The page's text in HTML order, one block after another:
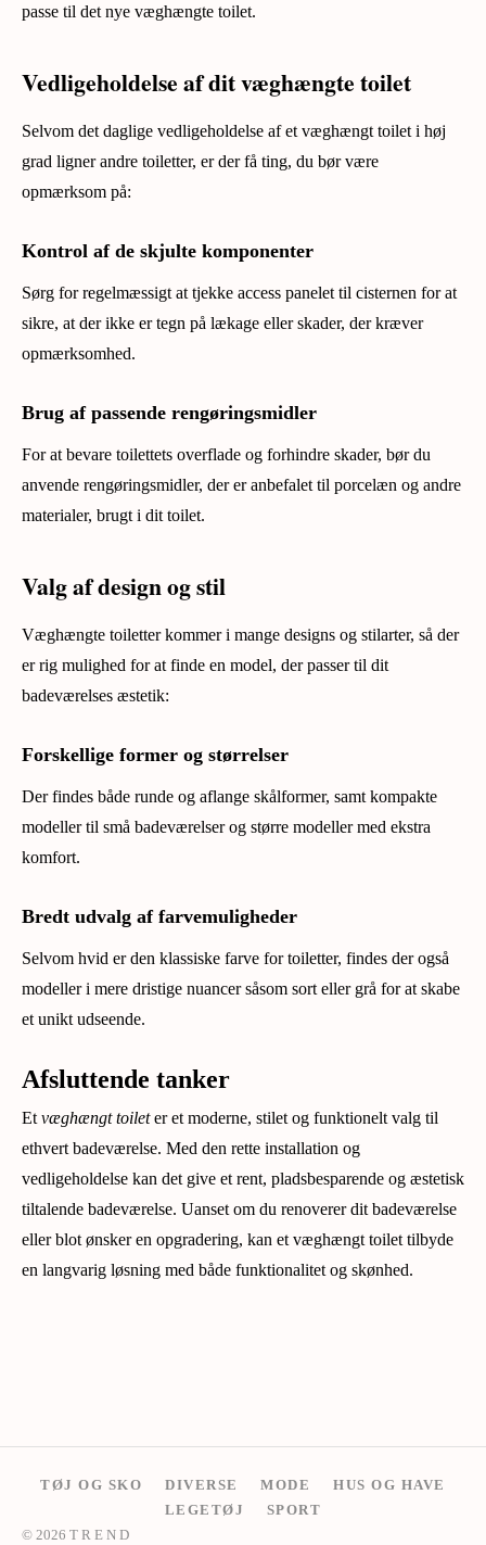
passe til det nye væghængte toilet.
Vedligeholdelse af dit væghængte toilet
Selvom det daglige vedligeholdelse af et væghængt toilet i høj
grad ligner andre toiletter, er der få ting, du bør være
opmærksom på:
Kontrol af de skjulte komponenter
Sørg for regelmæssigt at tjekke access panelet til cisternen for at
sikre, at der ikke er tegn på lækage eller skader, der kræver
opmærksomhed.
Brug af passende rengøringsmidler
For at bevare toilettets overflade og forhindre skader, bør du
anvende rengøringsmidler, der er anbefalet til porcelæn og andre
materialer, brugt i dit toilet.
Valg af design og stil
Væghængte toiletter kommer i mange designs og stilarter, så der
er rig mulighed for at finde en model, der passer til dit
badeværelses æstetik:
Forskellige former og størrelser
Der findes både runde og aflange skålformer, samt kompakte
modeller til små badeværelser og større modeller med ekstra
komfort.
Bredt udvalg af farvemuligheder
Selvom hvid er den klassiske farve for toiletter, findes der også
modeller i mere dristige nuancer såsom sort eller grå for at skabe
et unikt udseende.
Afsluttende tanker
Et væghængt toileter et moderne, stilet og funktionelt valg til
ethvert badeværelse. Med den rette installation og
vedligeholdelse kan det give et rent, pladsbesparende og æstetisk
tiltalende badeværelse. Uanset om du renoverer dit badeværelse
eller blot ønsker en opgradering, kan et væghængt toilet tilbyde
en langvarig løsning med både funktionalitet og skønhed.
TØJ OG SKO DIVERSE MODE
HUS OG HAVE
LEGETØJ
SPORT
© 2026 T R E N D